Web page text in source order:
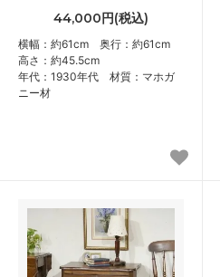
44,000円(税込)
横幅：約61cm 奥行：約61cm
高さ：約45.5cm
年代：1930年代 材質：マホガ
ニー材